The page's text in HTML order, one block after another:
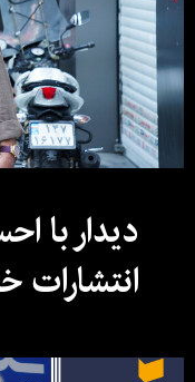
دیدار با
انتشارات